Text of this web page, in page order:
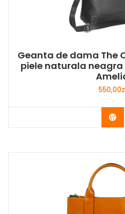
Geanta de dama The
piele naturala
550,00